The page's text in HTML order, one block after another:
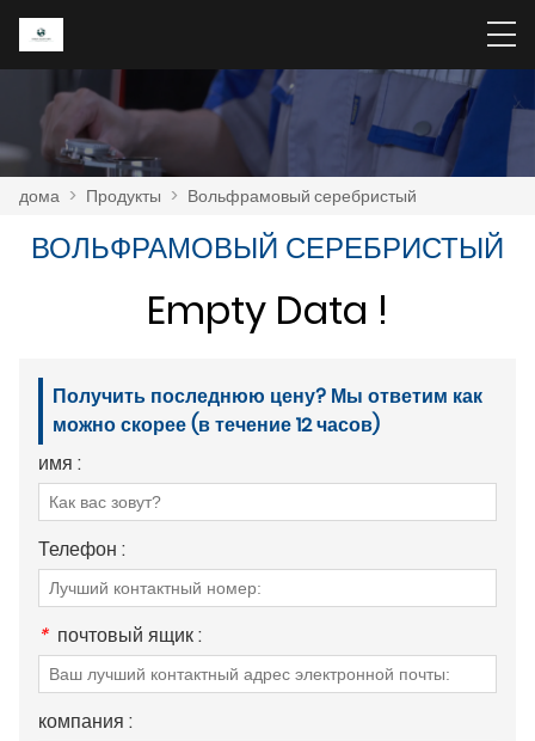
дома > Продукты > Вольфрамовый серебристый
ВОЛЬФРАМОВЫЙ СЕРЕБРИСТЫЙ
Empty Data !
Получить последнюю цену? Мы ответим как
можно скорее (в течение 12 часов)
имя :
Телефон :
* почтовый ящик :
компания :